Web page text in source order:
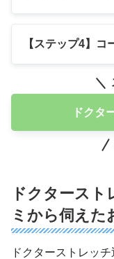
【ステップ4】コ
ドクタ
ドクタースト
ミから伺えた
ドクターストレッ